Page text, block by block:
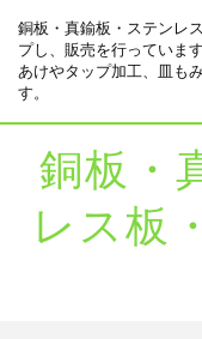
銅板・真鍮板・ステンレ
プし、販売を行っていま
あけやタップ加工、皿も
す。
銅板・
レス板